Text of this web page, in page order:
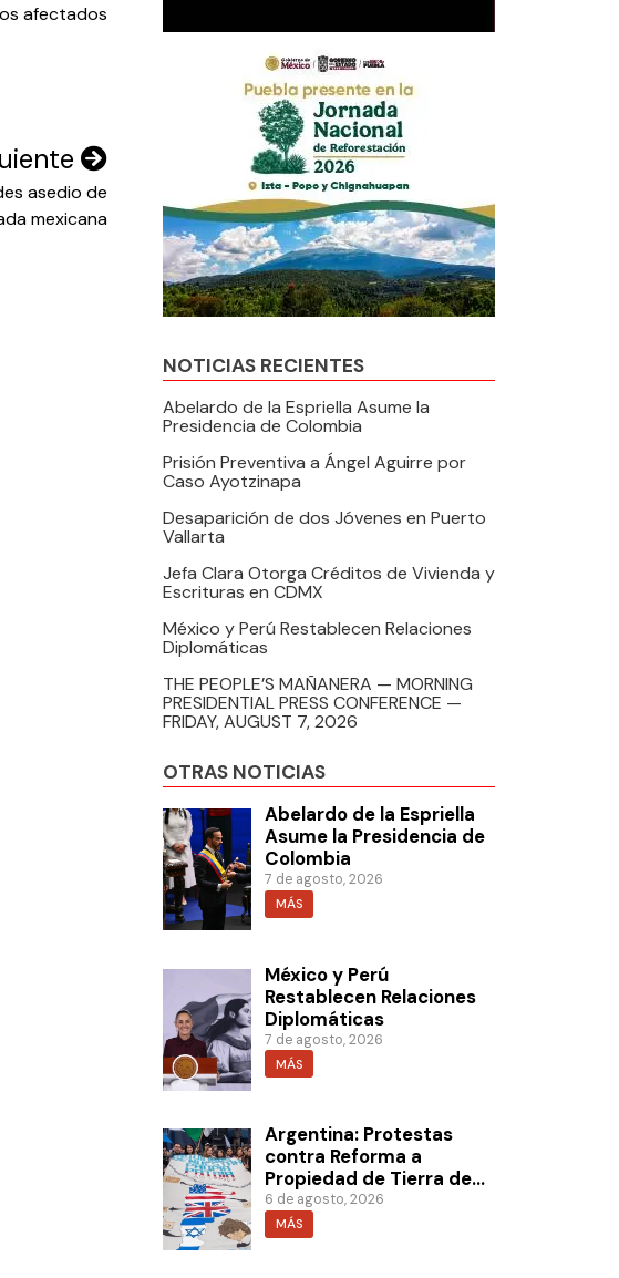
afectados
asedio de
mexicana
NOTICIAS RECIENTES
Abelardo de la Espriella Asume la
Presidencia de Colombia
Prisión Preventiva a Ángel Aguirre por
Caso Ayotzinapa
Desaparición de dos Jóvenes en Puerto
Vallarta
Jefa Clara Otorga Créditos de Vivienda y
Escrituras en CDMX
México y Perú Restablecen Relaciones
Diplomáticas
THE PEOPLE’S MAÑANERA — MORNING
PRESIDENTIAL PRESS CONFERENCE —
FRIDAY, AUGUST 7, 2026
OTRAS NOTICIAS
Abelardo de la Espriella
Asume la Presidencia de
Colombia
7 de agosto, 2026
MÁS
México y Perú
Restablecen Relaciones
Diplomáticas
7 de agosto, 2026
MÁS
Argentina: Protestas
contra Reforma a
Propiedad de Tierra de
Milei
6 de agosto, 2026
MÁS